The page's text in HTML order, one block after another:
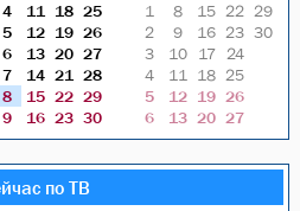
4
11 18 25
5
12 19 26
6
13 20 27
7
14 21
28
8 15 22 29
9 16 23 30
1
8 15 22 29
2
9 16 23 30
3
10 17
24
4
11 18 25
5
12 19 26
6
13 20 27
по ТВ